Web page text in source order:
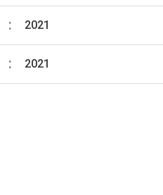
2021
2021